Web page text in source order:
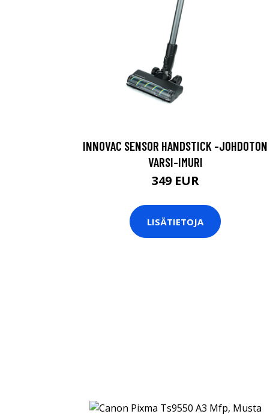
INNOVAC SENSOR HANDSTICK -JOHDOTON
VARSI-IMURI
349 EUR
LISÄTIETOJA